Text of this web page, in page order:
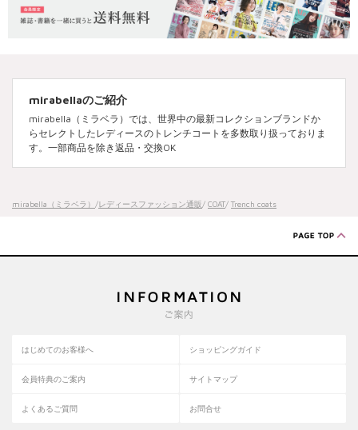
mirabellaのご紹介
mirabella（ミラベラ）では、世界中の最新コレクションブランドか
らセレクトしたレディースのトレンチコートを多数取り扱っておりま
す。一部商品を除き返品・交換OK
mirabella（ミラベラ） /レディースファッション通販/ COAT/ Trench coats
はじめてのお客様へ ショッピングガイド
会員特典のご案内 サイトマップ
よくあるご質問 お問合せ